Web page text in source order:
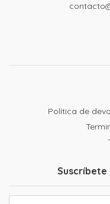
Política de
Suscríbete